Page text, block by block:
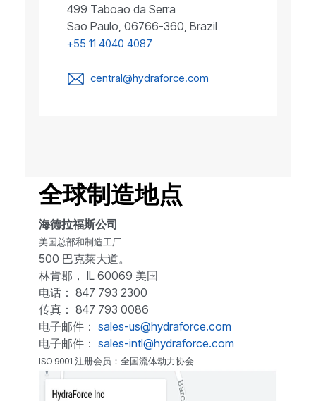
499 Taboao da Serra
Sao Paulo, 06766-360, Brazil
+55 11 4040 4087
central@hydraforce.com
全球制造地点
海德拉福斯公司
美国总部和制造工厂
500 巴克莱大道。
林肯郡， IL 60069 美国
电话： 847 793 2300
传真： 847 793 0086
电子邮件： sales-us@hydraforce.com
电子邮件： sales-intl@hydraforce.com
ISO 9001 注册会员：全国流体动力协会